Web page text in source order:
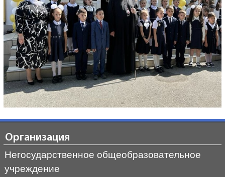
Организация
Негосударственное общеобразовательное
учреждение